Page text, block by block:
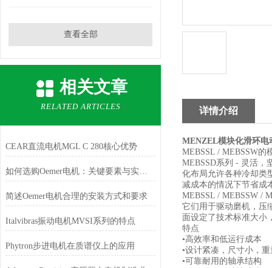
查看全部
相关文章
RELATED ARTICLES
CEAR直流电机MGL C 280核心优势
如何选购Oemer电机：关键要素与实用建议
简述Oemer电机合理的安装方式和要求
Italvibras振动电机MVSI系列的特点
Phytron步进电机在质谱仪上的应用
详情介绍
MENZEL模块化滑环电
MEBSSL / MEBSSW的
MEBSSD系列 - 灵活，
化布局允许各种冷却类
减成本的情况下节省成
MEBSSL / MEBSSW /
它们用于驱动磨机，压
面设定了技术标准大小
特点
•高效率和低运行成本
•设计紧凑，尺寸小，
•可靠耐用的轴承结构